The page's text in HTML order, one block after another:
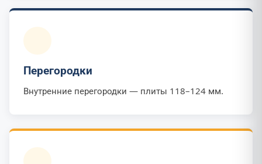
Перегородки
Внутренние перегородки — плиты 118–124 мм.